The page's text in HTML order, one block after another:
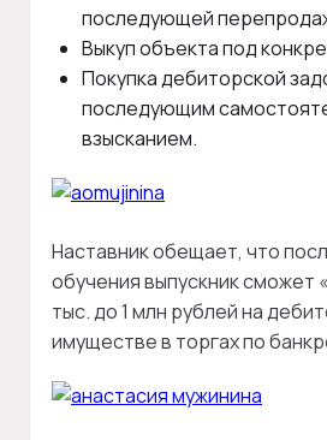
последующей
Выкуп объекта под
Покупка дебиторской
последующим
взысканием.
Наставник обещает, что
обучения выпускник сможет
тыс. до 1 млн рублей на
имуществе в торгах по